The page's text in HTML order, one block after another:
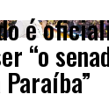
é
“o